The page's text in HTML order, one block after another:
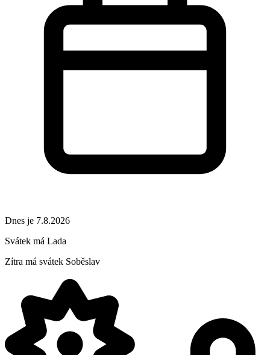
Dnes je 7.8.2026
Svátek má Lada
Zítra má svátek Soběslav